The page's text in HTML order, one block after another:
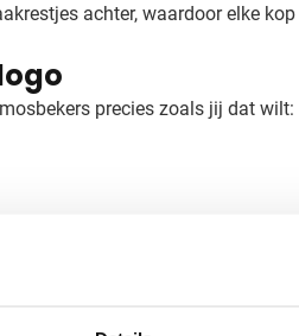
achter, waardoor elke
precies zoals jij dat wilt:
afwerking die lang mooi blijft,
thermosbeker